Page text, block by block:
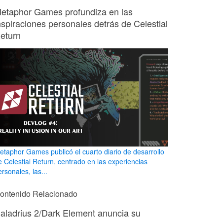
Games profundiza en las
personales detrás de Celestial
Games publicó el cuarto diario de desarrollo
Celestial Return, centrado en las experiencias
las...
Relacionado
2/Dark Element anuncia su